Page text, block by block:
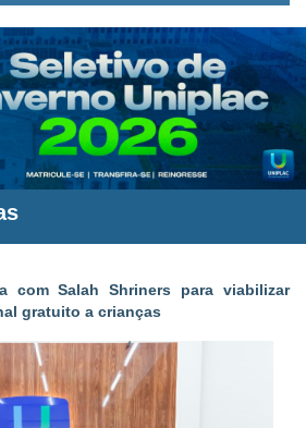
com Salah Shriners para viabilizar
gratuito a crianças